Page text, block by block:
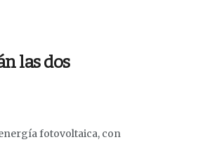
las dos
fotovoltaica, con